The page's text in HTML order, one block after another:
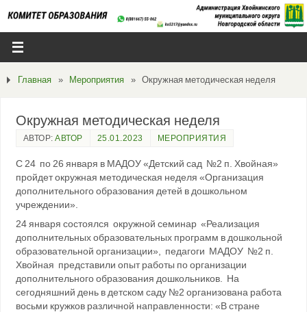
Главная » Мероприятия » Окружная методическая неделя
Окружная методическая неделя
АВТОР:АВТОР 25.01.2023 МЕРОПРИЯТИЯ
С 24 по 26 января в МАДОУ «Детский сад №2 п. Хвойная»
пройдет окружная методическая неделя «Организация
дополнительного образования детей в дошкольном
учреждении».
24 января состоялся окружной семинар «Реализация
дополнительных образовательных программ в дошкольной
образовательной организации», педагоги МАДОУ №2 п.
Хвойная представили опыт работы по организации
дополнительного образования дошкольников. На
сегодняшний день в детском саду №2 организована работа
восьми кружков различной направленности: «В стране